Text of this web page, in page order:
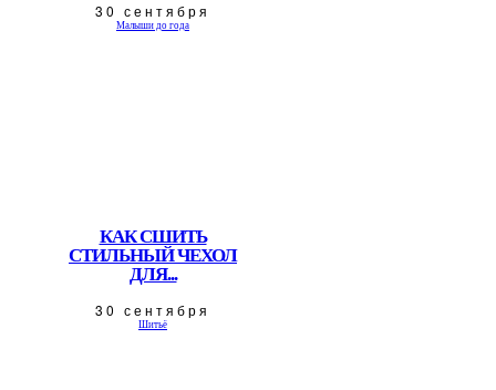
30 сентября
Малыши до года
КАК СШИТЬ
СТИЛЬНЫЙ ЧЕХОЛ
ДЛЯ...
30 сентября
Шитьё